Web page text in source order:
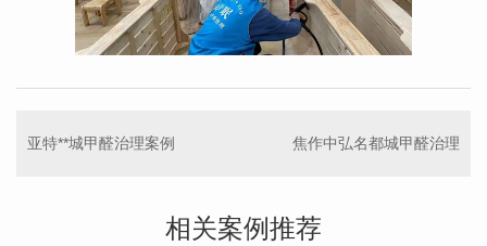
亚特**城甲醛治理案例 焦作中弘名都城甲醛治理
相关案例推荐